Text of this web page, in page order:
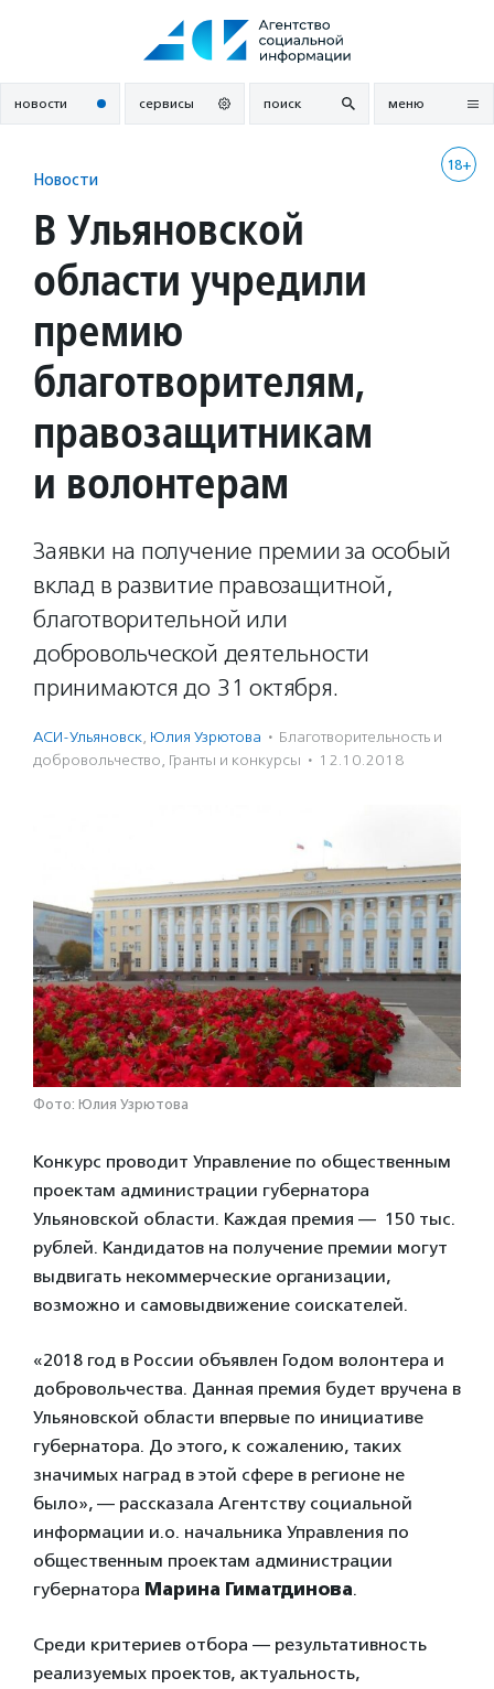
новости сервисы поиск меню
18+
Новости
В Ульяновской
области учредили
премию
благотворителям,
правозащитникам
и волонтерам
Заявки на получение премии за особый
вклад в развитие правозащитной,
благотворительной или
добровольческой деятельности
принимаются до 31 октября.
АСИ-Ульяновск, Юлия Узрютова · Благотвори­тель­ность и
доброволь­чест­во, Гранты и конкурсы · 12.10.2018
Фото: Юлия Узрютова
Конкурс проводит Управление по общественным
проектам администрации губернатора
Ульяновской области. Каждая премия — 150 тыс.
рублей. Кандидатов на получение премии могут
выдвигать некоммерческие организации,
возможно и самовыдвижение соискателей.
«2018 год в России объявлен Годом волонтера и
добровольчества. Данная премия будет вручена в
Ульяновской области впервые по инициативе
губернатора. До этого, к сожалению, таких
значимых наград в этой сфере в регионе не
было», — рассказала Агентству социальной
информации и.о. начальника Управления по
общественным проектам администрации
губернатора Марина Гиматдинова.
Среди критериев отбора — результативность
реализуемых проектов, актуальность,